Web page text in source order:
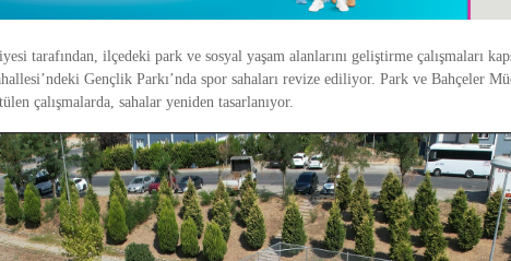
tarafından, ilçedeki park ve sosyal yaşam alanlarını geliştirme çalışmaları
Gençlik Parkı’nda spor sahaları revize ediliyor. Park ve Bahçeler
çalışmalarda, sahalar yeniden tasarlanıyor.